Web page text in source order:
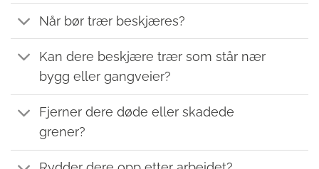
Når bør trær beskjæres?
Kan dere beskjære trær som står nær
bygg eller gangveier?
Fjerner dere døde eller skadede
grener?